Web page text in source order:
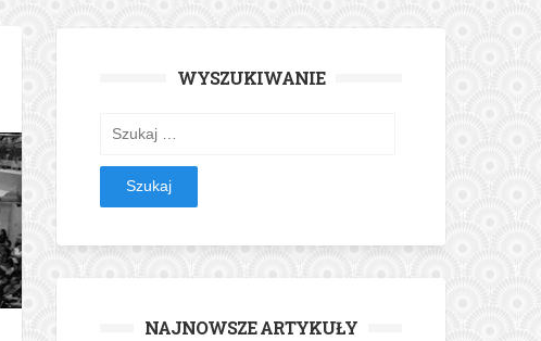
WYSZUKIWANIE
Szukaj:
NAJNOWSZE ARTYKUŁY